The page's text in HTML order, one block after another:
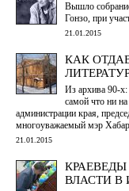
Вышло
Гонзо, при
21.01.2015
КАК
Из архива 90-
самой что ни
администрации края,
многоуважаемый мэр
21.01.2015
ВЛАСТИ В